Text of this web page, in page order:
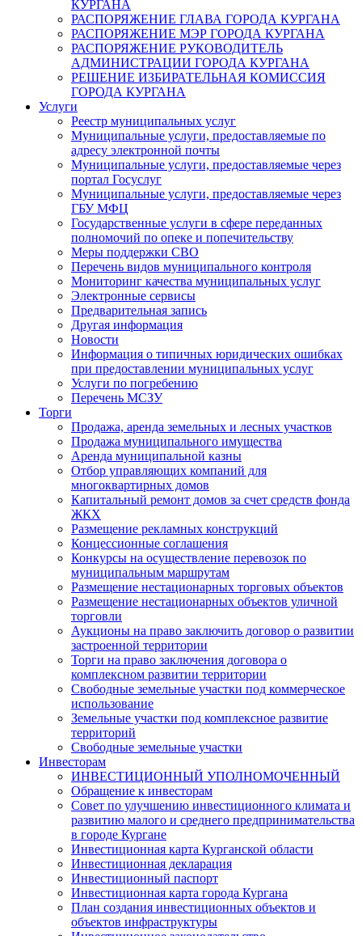
КУРГАНА
РАСПОРЯЖЕНИЕ ГЛАВА ГОРОДА КУРГАНА
РАСПОРЯЖЕНИЕ МЭР ГОРОДА КУРГАНА
РАСПОРЯЖЕНИЕ РУКОВОДИТЕЛЬ
АДМИНИСТРАЦИИ ГОРОДА КУРГАНА
РЕШЕНИЕ ИЗБИРАТЕЛЬНАЯ КОМИССИЯ
ГОРОДА КУРГАНА
Услуги
Реестр муниципальных услуг
Муниципальные услуги, предоставляемые по
адресу электронной почты
Муниципальные услуги, предоставляемые через
портал Госуслуг
Муниципальные услуги, предоставляемые через
ГБУ МФЦ
Государственные услуги в сфере переданных
полномочий по опеке и попечительству
Меры поддержки СВО
Перечень видов муниципального контроля
Мониторинг качества муниципальных услуг
Электронные сервисы
Предварительная запись
Другая информация
Новости
Информация о типичных юридических ошибках
при предоставлении муниципальных услуг
Услуги по погребению
Перечень МСЗУ
Торги
Продажа, аренда земельных и лесных участков
Продажа муниципального имущества
Аренда муниципальной казны
Отбор управляющих компаний для
многоквартирных домов
Капитальный ремонт домов за счет средств фонда
ЖКХ
Размещение рекламных конструкций
Концессионные соглашения
Конкурсы на осуществление перевозок по
муниципальным маршрутам
Размещение нестационарных торговых объектов
Размещение нестационарных объектов уличной
торговли
Аукционы на право заключить договор о развитии
застроенной территории
Торги на право заключения договора о
комплексном развитии территории
Свободные земельные участки под коммерческое
использование
Земельные участки под комплексное развитие
территорий
Свободные земельные участки
Инвесторам
ИНВЕСТИЦИОННЫЙ УПОЛНОМОЧЕННЫЙ
Обращение к инвесторам
Совет по улучшению инвестиционного климата и
развитию малого и среднего предпринимательства
в городе Кургане
Инвестиционная карта Курганской области
Инвестиционная декларация
Инвестиционный паспорт
Инвестиционная карта города Кургана
План создания инвестиционных объектов и
объектов инфраструктуры